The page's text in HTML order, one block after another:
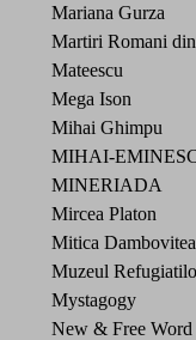
Mariana Gurza
Martiri Romani
Mateescu
Mega Ison
Mihai Ghimpu
MIHAI-
MINERIADA
Mircea Platon
Mitica
Muzeul
Mystagogy
New & Free Word